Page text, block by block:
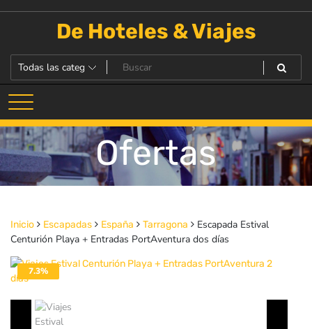
De Hoteles & Viajes
Ofertas
Inicio Escapadas España Tarragona
Escapada Estival
Centurión Playa + Entradas PortAventura dos días
7.3%